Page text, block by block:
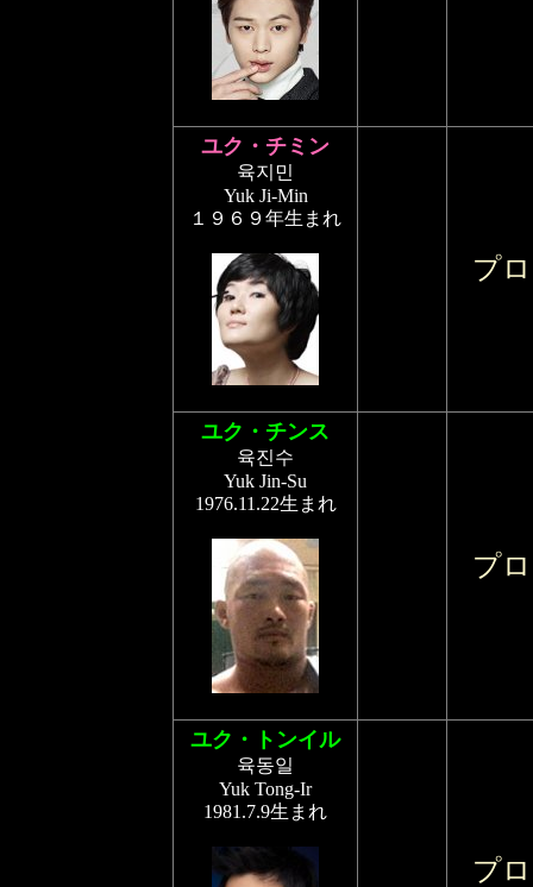
ユク・チミン
육지민
Yuk Ji-Min
１９６９年生まれ
プ
ユク・チンス
육진수
Yuk Jin-Su
1976.11.22生まれ
プ
ユク・トンイル
육동일
Yuk Tong-Ir
1981.7.9生まれ
プ